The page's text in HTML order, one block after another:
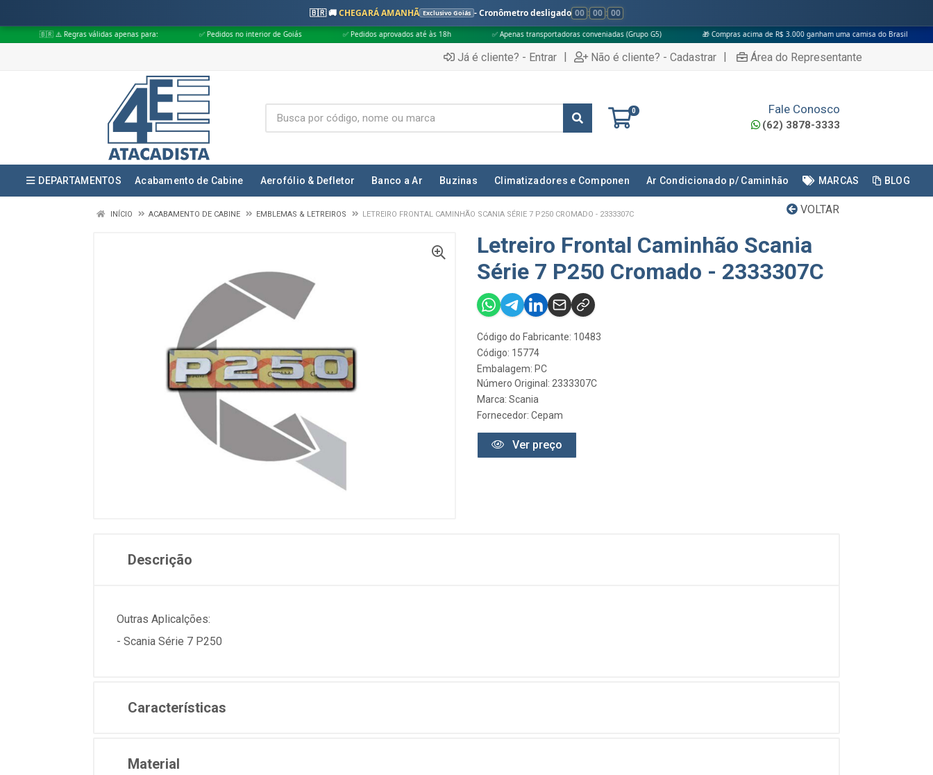
🇧🇷 🚚CHEGARÁ AMANHÃ Exclusivo Goiás - Cronômetro desligado 00 : 00 : 00
Regras válidas apenas para: ✅ Pedidos no interior de Goiás ✅ Pedidos aprovados até às 18h ✅ Apenas transportadoras conveniadas (Grupo G5) 🎁 Compras acima de R$ 3.000 ganham uma camisa do Brasil
Já é cliente? - Entrar | Não é cliente? - Cadastrar | Área do Representante
0 Fale Conosco
(62) 3878-3333
DEPARTAMENTOS Acabamento de Cabine Aerofólio & Defletor Banco a Ar Buzinas Climatizadores e Componen Ar Condicionado p/ Caminhão MARCAS BLOG
VOLTAR
INÍCIO ACABAMENTO DE CABINE EMBLEMAS & LETREIROS LETREIRO FRONTAL CAMINHÃO SCANIA SÉRIE 7 P250 CROMADO - 2333307C
Letreiro Frontal Caminhão Scania
Série 7 P250 Cromado - 2333307C
Código do Fabricante: 10483
Código: 15774
Embalagem: PC
Número Original: 2333307C
Marca: Scania
Fornecedor: Cepam
Ver preço
Descrição
Outras Aplicalções:
- Scania Série 7 P250
Características
Material